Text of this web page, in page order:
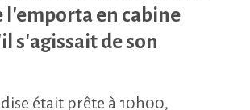
l'emporta en cabine
s'agissait de son
était prête à 10h00,